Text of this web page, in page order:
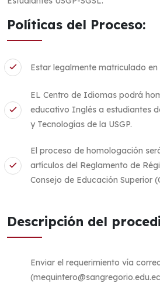
Políticas del Proceso:
Estar legalmente matriculado en
EL Centro de Idiomas podrá
educativo Inglés a estudiantes
y Tecnologías de la USGP.
El proceso de homologación
artículos del Reglamento de
Consejo de Educación Superior
Descripción del
Enviar el requerimiento vía